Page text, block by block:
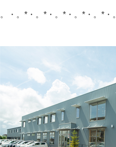
。・。*・。*・。*・。*・。*